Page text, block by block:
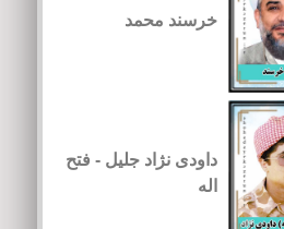
خرسند محمد
داودی نژاد جلیل - فتح
اله